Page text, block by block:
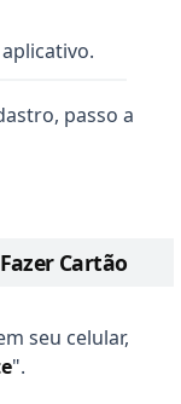
passo a
Cartão
seu celular,
".